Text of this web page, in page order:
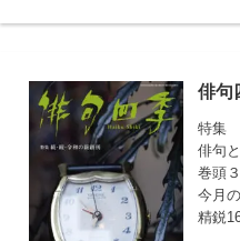
俳句
特集
俳句
巻頭
今月
精鋭